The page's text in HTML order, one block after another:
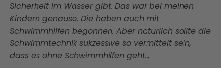
Sicherheit im Wasser gibt. Das war bei meinen
Kindern genauso. Die haben auch mit
Schwimmhilfen begonnen. Aber natürlich sollte die
Schwimmtechnik sukzessive so vermittelt sein,
dass es ohne Schwimmhilfen geht.„